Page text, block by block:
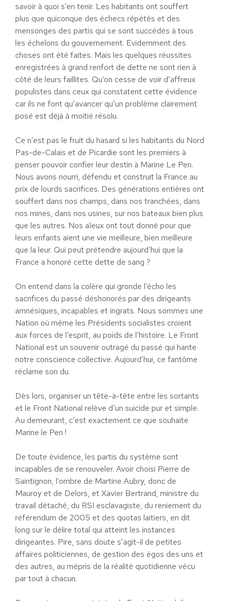
savoir à quoi s’en tenir. Les habitants ont souffert
plus que quiconque des échecs répétés et des
mensonges des partis qui se sont succédés à tous
les échelons du gouvernement. Evidemment des
choses ont été faites. Mais les quelques réussites
enregistrées à grand renfort de dette ne sont rien à
côté de leurs faillites. Qu’on cesse de voir d’affreux
populistes dans ceux qui constatent cette évidence
car ils ne font qu’avancer qu’un problème clairement
posé est déjà à moitié résolu.
Ce n’est pas le fruit du hasard si les habitants du Nord
Pas-de-Calais et de Picardie sont les premiers à
penser pouvoir confier leur destin à Marine Le Pen.
Nous avons nourri, défendu et construit la France au
prix de lourds sacrifices. Des générations entières ont
souffert dans nos champs, dans nos tranchées, dans
nos mines, dans nos usines, sur nos bateaux bien plus
que les autres. Nos aïeux ont tout donné pour que
leurs enfants aient une vie meilleure, bien meilleure
que la leur. Qui peut prétendre aujourd’hui que la
France a honoré cette dette de sang ?
On entend dans la colère qui gronde l’écho les
sacrifices du passé déshonorés par des dirigeants
amnésiques, incapables et ingrats. Nous sommes une
Nation où même les Présidents socialistes croient
aux forces de l’esprit, au poids de l’histoire. Le Front
National est un souvenir outragé du passé qui hante
notre conscience collective. Aujourd’hui, ce fantôme
réclame son du.
Dès lors, organiser un tête-à-tête entre les sortants
et le Front National relève d’un suicide pur et simple.
Au demeurant, c’est exactement ce que souhaite
Marine le Pen !
De toute évidence, les partis du système sont
incapables de se renouveler. Avoir choisi Pierre de
Saintignon, l’ombre de Martine Aubry, donc de
Mauroy et de Delors, et Xavier Bertrand, ministre du
travail détaché, du RSI esclavagiste, du reniement du
référendum de 2005 et des quotas laitiers, en dit
long sur le délire total qui atteint les instances
dirigeantes. Pire, sans doute s’agit-il de petites
affaires politiciennes, de gestion des égos des uns et
des autres, au mépris de la réalité quotidienne vécu
par tout à chacun.